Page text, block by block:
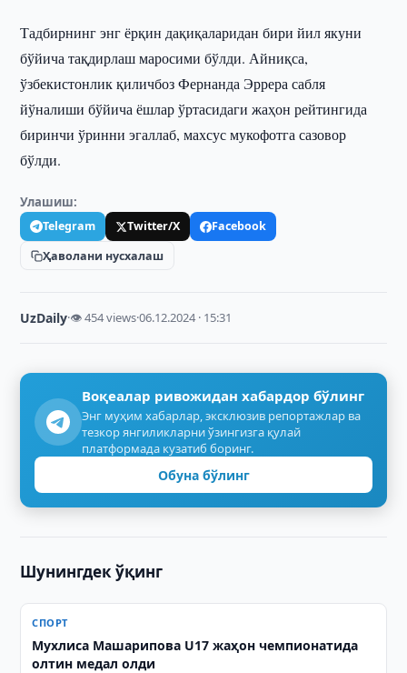
Тадбирнинг энг ёрқин дақиқаларидан бири йил якуни
бўйича тақдирлаш маросими бўлди. Айниқса,
ўзбекистонлик қиличбоз Фернанда Эррера сабля
йўналиши бўйича ёшлар ўртасидаги жаҳон рейтингида
биринчи ўринни эгаллаб, махсус мукофотга сазовор
бўлди.
Улашиш:
Telegram Twitter/X
Facebook
Ҳаволани нусхалаш
UzDaily·👁 454 views·06.12.2024 · 15:31
Воқеалар ривожидан хабардор бўлинг
Энг муҳим хабарлар, эксклюзив репортажлар ва
тезкор янгиликларни ўзингизга қулай
платформада кузатиб боринг.
Обуна бўлинг
Шунингдек ўқинг
СПОРТ
Мухлиса Машарипова U17 жаҳон чемпионатида
олтин медал олди